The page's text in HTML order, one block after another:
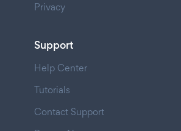
Privacy
Support
Help Center
Tutorials
Contact Support